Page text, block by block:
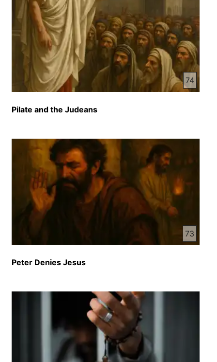
با لوحی جرمشان یک اختار و دیگه مردم بود در اعلانی
که بالای سر عیسای مسید نسب کده بودند در او رازهای
مختلف نوفته بود کائن اعظم با متنیک پلاتوس در این
لوحه نوشت کده بود مخالف بود کائن اعظم عیسای
مسید را به حیث پادشای یهود بر اصمیت نمیشناخت و
هم نمیخواست که پادشای یهود به این ترتیب مورد
تمسخور قرار بگیره و این قسم تمسخور را بر خود
توحین فکر میکد اما پلاتوس از روی نافعمی و یا تصادفی
هدف و مقصد دیگه داشت که با این مضمون یعنی
سرزنش و مسخره کند با نوشتن این لوحه پلاتوس
یهودیان را فهمانده میگفت شما میخواستید که او
مسلوب شود آیا این تغاضای شما نبود؟ ما همو کار کدم
و تغاضای شما را براورده ساختم ای که بر اطلاع عام
مردم چی اعلان را نوشت کنم ای کار و صلاحیت ما
هست که چی چیز را نوشت کنم اگر میخواین نظر ما را
در مورد پادشا بودن او معلوم کنین به نظر ما او پادشای
حقیقی یهودیان است شما مردم دیوانه و احمق لیاغت
داشتن ای قسم یک پادشای مسخره را دارین به ای
خوش هستم که در حق همه شما انجام دادیم لازم است
بگیریم همچنان لازم است که ما گفت سنگدلانه قیافه را
هم به خاطر بیاریم قیافه بخاطر ای گفت خود بسیار
مشهور شد قیافه گفته بود شما اصلا چیز نمیدانید متوجه
نیستید که لازم است یک نفر به خاطر قوم بمیرد تا ملت
ما به کلی نابود نشود وقتی که یونانی ها به ملاقات
ایسای مسی آمده بودند ایسای مسی هم به آنها گفته بود
74
Pilate and the Judeans
73
Peter Denies Jesus